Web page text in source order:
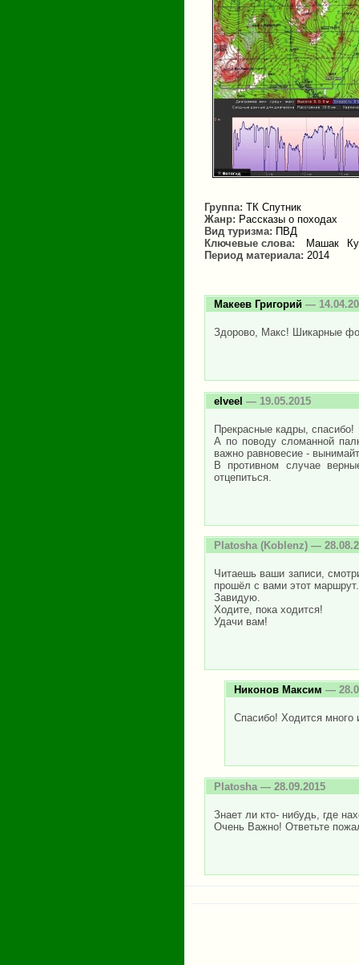
Группа: ТК Спутник
Жанр: Рассказы о походах
Вид туризма: ПВД
Ключевые слова:
Машак
Период материала: 2014
Макеев Григорий —
Здорово, Макс! Шикарные
elveel — 19.05.2015
Прекрасные кадры, спасибо!
А по поводу сломанной
важно равновесие -
В противном случае
отцепиться.
Platosha (Koblenz) —
Читаешь ваши записи,
прошёл с вами этот маршрут.
Завидую.
Ходите, пока ходится!
Удачи вам!
Никонов Максим —
Спасибо! Ходится много
Platosha — 28.09.2015
Знает ли кто- нибудь, где
Очень Важно! Ответьте